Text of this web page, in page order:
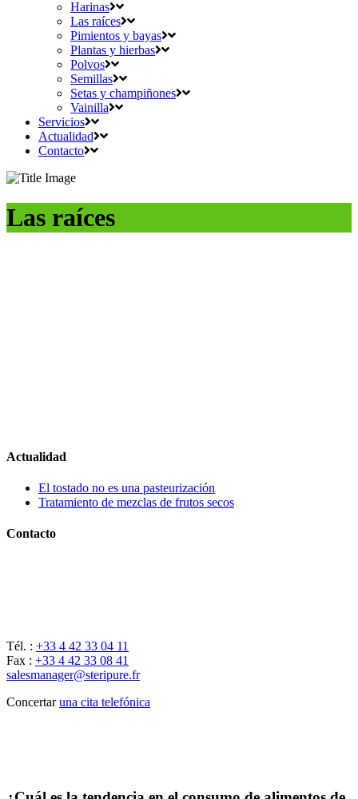
Harinas
Las raíces
Pimientos y bayas
Plantas y hierbas
Polvos
Semillas
Setas y champiñones
Vainilla
Servicios
Actualidad
Contacto
Las raíces
Actualidad
El tostado no es una pasteurización
Tratamiento de mezclas de frutos secos
Contacto
Tél. : +33 4 42 33 04 11
Fax : +33 4 42 33 08 41
salesmanager@steripure.fr
Concertaruna cita telefónica